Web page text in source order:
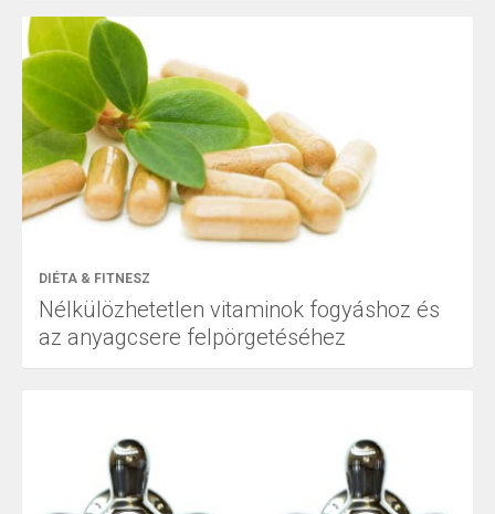
DIÉTA & FITNESZ
Nélkülözhetetlen vitaminok fogyáshoz és
az anyagcsere felpörgetéséhez